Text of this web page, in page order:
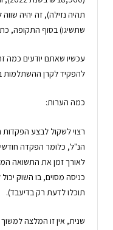
שתשיגו) בסוף התקופה,
עכשיו שאתם יודעים כמה
להפקיד לקרן ההשתלמות
כמה הערות:
רצוי לשקול לבצע
לאורך זמן את התשואה
כניסה מסוים, בו השוק
תוכלו לדעת רק בדיעבד).